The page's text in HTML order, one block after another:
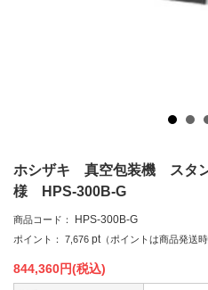
ホシザキ 真空包装機 スタ
様 HPS-300B-G
商品コード： HPS-300B-G
ポイント： 7,676 pt （ポイントは商品発送
844,360円(税込)